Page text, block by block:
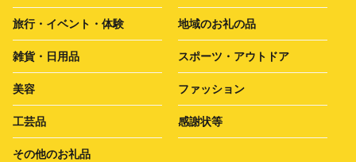
旅行・イベント・体験 地域のお礼の品
雑貨・日用品 スポーツ・アウトドア
美容 ファッション
工芸品 感謝状等
その他のお礼品